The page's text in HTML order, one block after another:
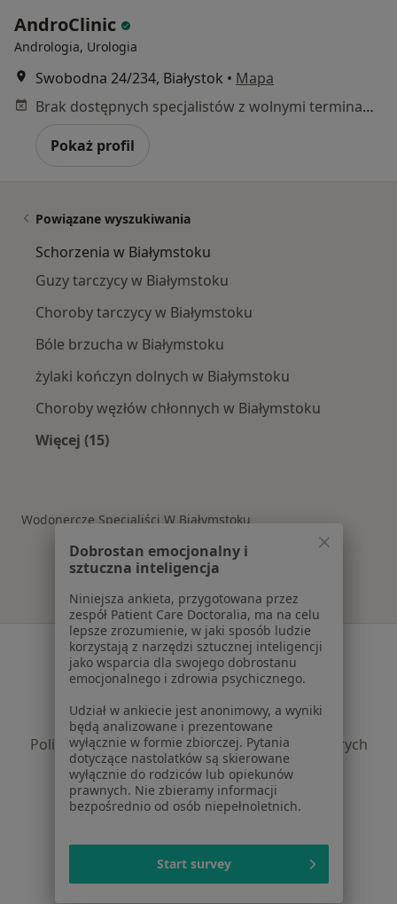
AndroClinic
Andrologia, Urologia
Swobodna 24/234, Białystok • Mapa
Brak dostępnych specjalistów z wolnymi terminami w tym centrum medycznym.
Pokaż profil
Powiązane wyszukiwania
Schorzenia w Białymstoku
Guzy tarczycy w Białymstoku
Choroby tarczycy w Białymstoku
Bóle brzucha w Białymstoku
żylaki kończyn dolnych w Białymstoku
Choroby węzłów chłonnych w Białymstoku
Więcej (15)
Wodonercze Specjaliści W Białymstoku
Serwis
Regulamin
Polityka prywatności pacjentów
Polityka prywatności profesjonalistów
Polityka prywatności dla profesjonalistów, których
dane pozyskaliśmy samodzielnie
Polityka cookies
Jak działają wyniki wyszukiwania
O nas
Praca Rekrutujemy!
Dobrostan emocjonalny i
sztuczna inteligencja
Niniejsza ankieta, przygotowana przez
zespół Patient Care Doctoralia, ma na celu
lepsze zrozumienie, w jaki sposób ludzie
korzystają z narzędzi sztucznej inteligencji
jako wsparcia dla swojego dobrostanu
emocjonalnego i zdrowia psychicznego.
Udział w ankiecie jest anonimowy, a wyniki
będą analizowane i prezentowane
wyłącznie w formie zbiorczej. Pytania
dotyczące nastolatków są skierowane
wyłącznie do rodziców lub opiekunów
prawnych. Nie zbieramy informacji
bezpośrednio od osób niepełnoletnich.
Start survey